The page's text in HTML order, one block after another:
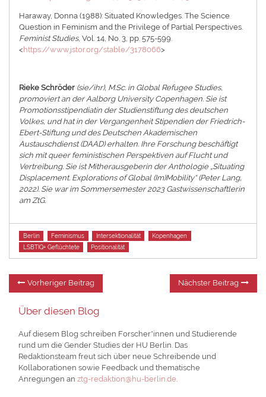
Haraway, Donna (1988): Situated Knowledges. The Science
Question in Feminism and the Privilege of Partial Perspectives.
Feminist Studies, Vol. 14, No. 3, pp. 575-599.
< https://www.jstor.org/stable/3178066>
Rieke Schröder (sie/ihr), M.Sc. in Global Refugee Studies,
promoviert an der Aalborg University Copenhagen. Sie ist
Promotionsstipendiatin der Studienstiftung des deutschen
Volkes, und hat in der Vergangenheit Stipendien der Friedrich-
Ebert-Stiftung und des Deutschen Akademischen
Austauschdienst (DAAD) erhalten. Ihre Forschung beschäftigt
sich mit queer feministischen Perspektiven auf Flucht und
Vertreibung. Sie ist Mitherausgeberin der Anthologie „Situating
Displacement. Explorations of Global (Im)Mobility“ (Peter Lang,
2022). Sie war im Sommersemester 2023 Gastwissenschaftlerin
am ZtG.
Tags
Berlin Feminismus Intersektionalität
Kopenhagen
LSBTIQ+ Geflüchtete
Positionalität
Beitragsnavigation
Vorheriger Beitrag Nächster Beitrag
Über diesen Blog
Auf diesem Blog schreiben Forscher*innen und Studierende
rund um die Gender Studies der HU Berlin. Das
Redaktionsteam freut sich über neue Schreibende und
Kollaborationen sowie Feedback und thematische
Anregungen anztg-redaktion@hu-berlin.de